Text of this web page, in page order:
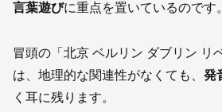
言葉遊びに重点を置いているのです。
冒頭の「北京 ベルリン ダブリン リ
は、地理的な関連性がなくても、 発
く耳に残ります。